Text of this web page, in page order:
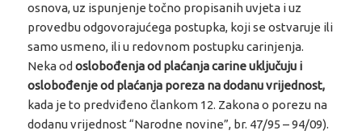
osnova, uz ispunjenje točno propisanih uvjeta i uz
provedbu odgovorajućega postupka, koji se ostvaruje ili
samo usmeno, ili u redovnom postupku carinjenja.
Neka odoslobođenja od plaćanja carine uključuju i
oslobođenje od plaćanja poreza na dodanu vrijednost,
kada je to predviđeno člankom 12. Zakona o porezu na
dodanu vrijednost “Narodne novine”, br. 47/95 – 94/09).